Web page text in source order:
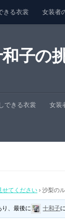
きる衣裳 女装者
子の
できる衣裳 女装
せてください › 沙梨の
、最後に 十和子